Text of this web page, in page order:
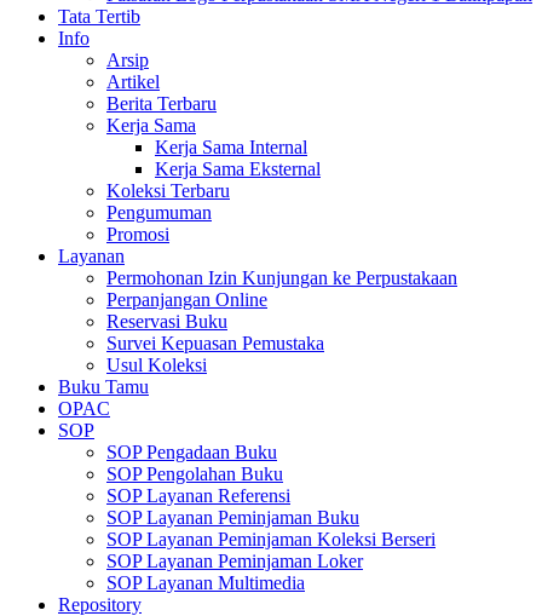
Tata Tertib
Info
Arsip
Artikel
Berita Terbaru
Kerja Sama
Kerja Sama Internal
Kerja Sama Eksternal
Koleksi Terbaru
Pengumuman
Promosi
Layanan
Permohonan Izin Kunjungan ke Perpustakaan
Perpanjangan Online
Reservasi Buku
Survei Kepuasan Pemustaka
Usul Koleksi
Buku Tamu
OPAC
SOP
SOP Pengadaan Buku
SOP Pengolahan Buku
SOP Layanan Referensi
SOP Layanan Peminjaman Buku
SOP Layanan Peminjaman Koleksi Berseri
SOP Layanan Peminjaman Loker
SOP Layanan Multimedia
Repository